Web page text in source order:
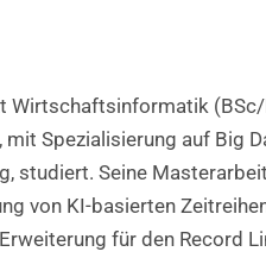
Wirtschaftsinformatik (BSc/
mit Spezialisierung auf Big
studiert. Seine
von KI-basierten
für den Record